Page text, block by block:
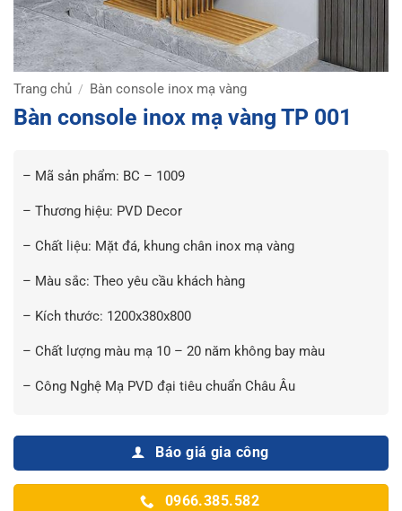
Trang chủ / Bàn console inox mạ vàng
Bàn console inox mạ vàng TP 001
– Mã sản phẩm: BC – 1009
– Thương hiệu: PVD Decor
– Chất liệu: Mặt đá, khung chân inox mạ vàng
– Màu sắc: Theo yêu cầu khách hàng
– Kích thước: 1200x380x800
– Chất lượng màu mạ 10 – 20 năm không bay màu
– Công Nghệ Mạ PVD đại tiêu chuẩn Châu Âu
Báo giá gia công
0966.385.582